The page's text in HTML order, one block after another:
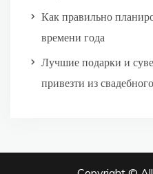
Как правильно
времени года
Лучшие подарки и
привезти из